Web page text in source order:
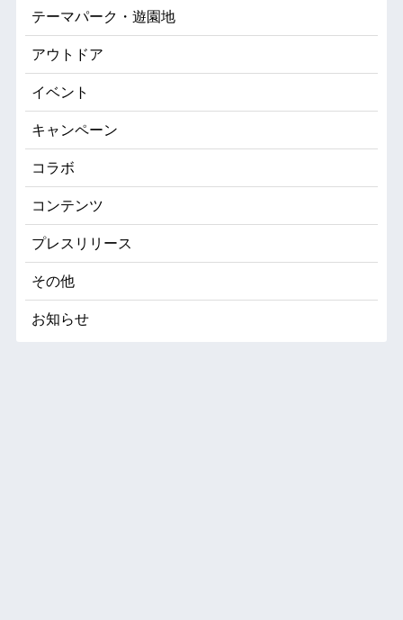
テーマパーク・遊園地
アウトドア
イベント
キャンペーン
コラボ
コンテンツ
プレスリリース
その他
お知らせ